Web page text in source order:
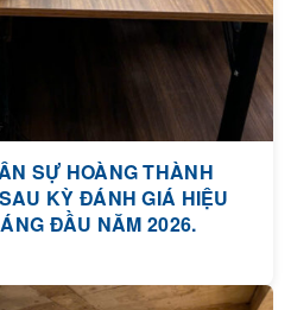
SỰ HOÀNG THÀNH
KỲ ĐÁNH GIÁ HIỆU
ĐẦU NĂM 2026.